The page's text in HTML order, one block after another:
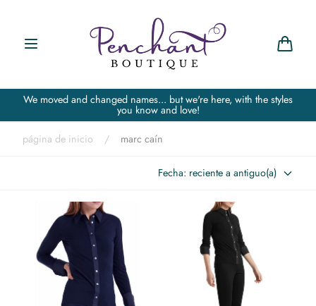
We moved and changed names... but we're here, with the styles
you know and love!
página de inicio / marc caín
Fecha: reciente a antiguo(a)
Blusa babyskin Azul Marino Blusa babyskin Negro